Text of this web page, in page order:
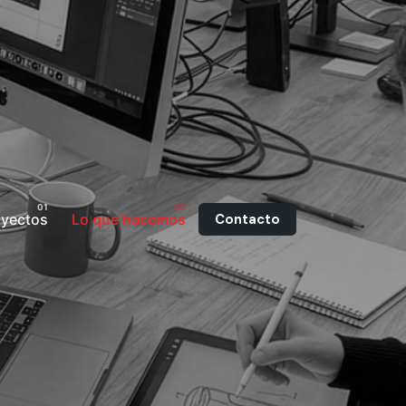
Lo que hacemos Contacto